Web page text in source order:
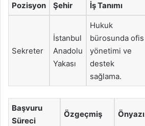
Pozisyon Şehir İş Tanımı
Sekreter
İstanbul
Anadolu
Yakası
Hukuk
bürosunda ofis
yönetimi ve
destek
sağlama.
Başvuru
Süreci
Özgeçmiş Önyazı